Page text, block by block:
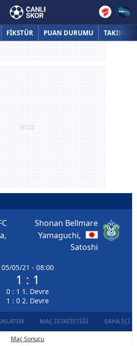
FİKSTÜR PUAN DURUMU TAKIMLAR
05/05/21 - 08:00
1 : 1
0 : 1 1. Devre
1 : 0 2. Devre
Shonan Bellmare
Yamaguchi,
Satoshi
MAÇ İSTATISTIĞI SAHA İÇI
Maç Sonucu